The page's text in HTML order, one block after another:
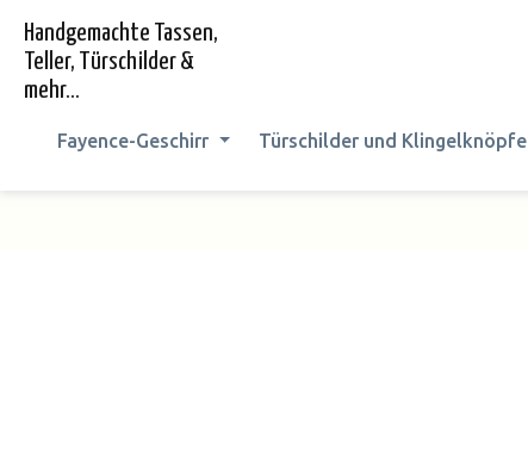
Zur Hauptnavigation springen
Handgemachte Tassen,
Teller, Türschilder &
mehr...
Fayence-Geschirr Türschilder und Klingelknöpfe